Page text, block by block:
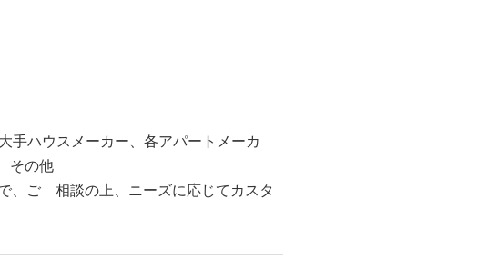
手ハウスメーカー、各アパートメーカ
その他
、ご゙相談の上、ニーズに応じてカスタ